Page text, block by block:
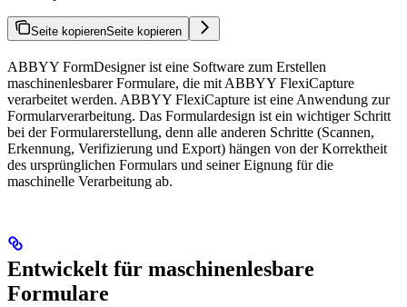
Seite kopierenSeite kopieren
ABBYY FormDesigner ist eine Software zum Erstellen
maschinenlesbarer Formulare, die mit ABBYY FlexiCapture
verarbeitet werden. ABBYY FlexiCapture ist eine Anwendung zur
Formularverarbeitung. Das Formulardesign ist ein wichtiger Schritt
bei der Formularerstellung, denn alle anderen Schritte (Scannen,
Erkennung, Verifizierung und Export) hängen von der Korrektheit
des ursprünglichen Formulars und seiner Eignung für die
maschinelle Verarbeitung ab.
Entwickelt für maschinenlesbare
Formulare